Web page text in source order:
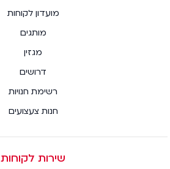
מועדון לקוחות
מותגים
מגזין
דרושים
רשימת חנויות
חנות צעצועים
שירות לקוחות